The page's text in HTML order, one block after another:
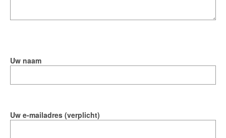
Uw naam
Uw e-mailadres (verplicht)